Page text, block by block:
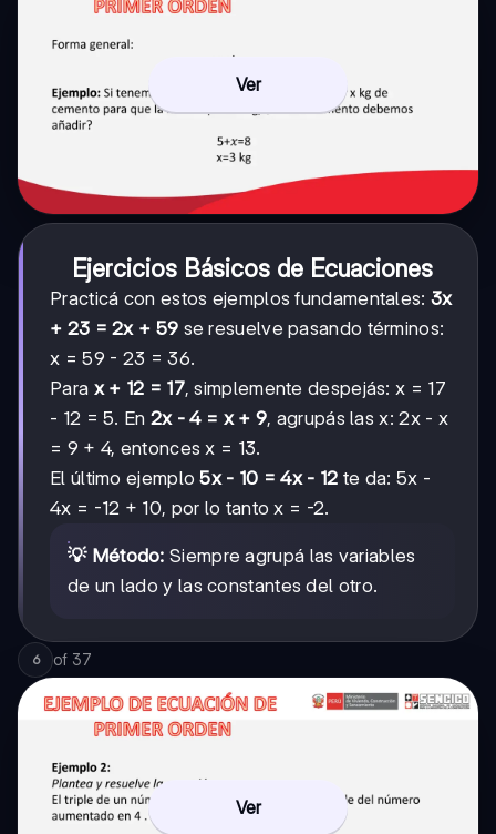
Ver
Ejercicios Básicos de Ecuaciones
Practicá con estos ejemplos fundamentales: 3x
+ 23 = 2x + 59 se resuelve pasando términos:
x = 59 - 23 = 36.
Para x + 12 = 17, simplemente despejás: x = 17
- 12 = 5. En 2x - 4 = x + 9, agrupás las x: 2x - x
= 9 + 4, entonces x = 13.
El último ejemplo5x - 10 = 4x - 12 te da: 5x -
4x = -12 + 10, por lo tanto x = -2.
💡 Método: Siempre agrupá las variables
de un lado y las constantes del otro.
6 of 37
Ver